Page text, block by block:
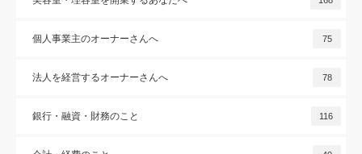
個人事業主のオーナーさんへ 75
法人を経営するオーナーさんへ 78
銀行・融資・財務のこと 116